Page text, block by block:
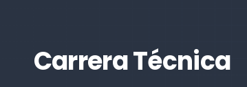
Carrera Técnica